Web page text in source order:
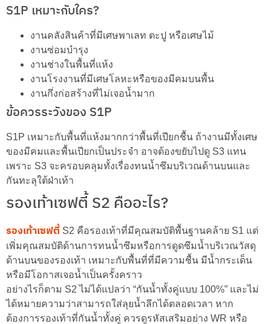
S1P เหมาะกับใคร?
งานคลังสินค้าที่มีเศษพาเลท ตะปู หรือเศษไม้
งานซ่อมบำรุง
งานช่างในพื้นที่แห้ง
งานโรงงานที่มีเศษโลหะหรือของมีคมบนพื้น
งานกึ่งก่อสร้างที่ไม่เจอน้ำมาก
ข้อควรระวังของ S1P
S1P เหมาะกับพื้นที่แห้งมากกว่าพื้นที่เปียกชื้น ถ้างานมีทั้งเศษ
ของมีคมและพื้นเปียกเป็นประจำ อาจต้องขยับไปดู S3 แทน
เพราะ S3 จะครอบคลุมทั้งเรื่องทนน้ำซึมบริเวณด้านบนและ
กันทะลุใต้ฝ่าเท้า
รองเท้าเซฟตี้ S2 คืออะไร?
รองเท้าเซฟตี้ S2 คือรองเท้าที่มีคุณสมบัติพื้นฐานคล้าย S1 แต่
เพิ่มคุณสมบัติด้านการทนน้ำซึมหรือการดูดซึมน้ำบริเวณวัสดุ
ด้านบนของรองเท้า เหมาะกับพื้นที่ที่มีความชื้น มีน้ำกระเด็น
หรือมีโอกาสเจอน้ำเป็นครั้งคราว
อย่างไรก็ตาม S2 ไม่ได้แปลว่า “กันน้ำทั้งคู่แบบ 100%” และไม่
ได้หมายความว่าสามารถใส่ลุยน้ำลึกได้ตลอดเวลา หาก
ต้องการรองเท้าที่กันน้ำทั้งคู่ ควรดูรหัสเสริมอย่าง WR หรือ